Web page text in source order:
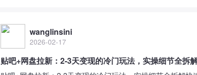
wanglinsini
2026-02-17
贴吧+网盘拉新：2-3天变现的冷门玩法，实操细节全拆